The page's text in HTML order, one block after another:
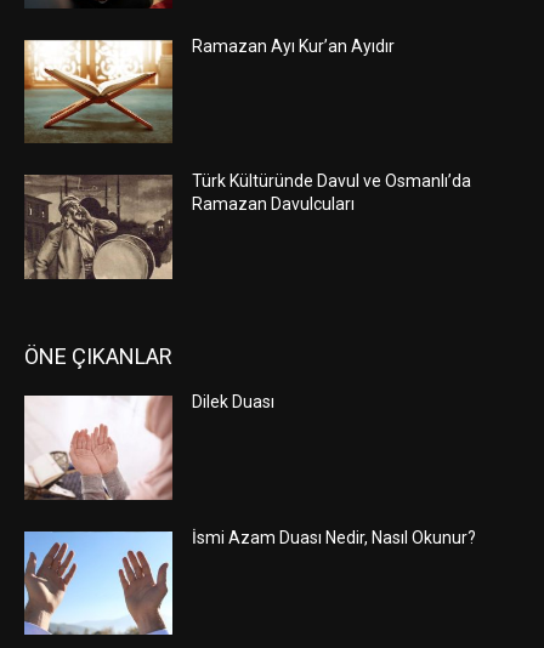
Ramazan Ayı Kur’an Ayıdır
Türk Kültüründe Davul ve Osmanlı’da
Ramazan Davulcuları
ÖNE ÇIKANLAR
Dilek Duası
İsmi Azam Duası Nedir, Nasıl Okunur?